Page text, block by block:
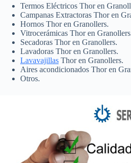
Termos Eléctricos Thor en
Campanas Extractoras Thor en
Hornos Thor en Granollers.
Vitrocerámicas Thor en
Secadoras Thor en Granollers.
Lavadoras Thor en Granollers.
Lavavajillas Thor en Granollers.
Aires acondicionados Thor en
Otros.